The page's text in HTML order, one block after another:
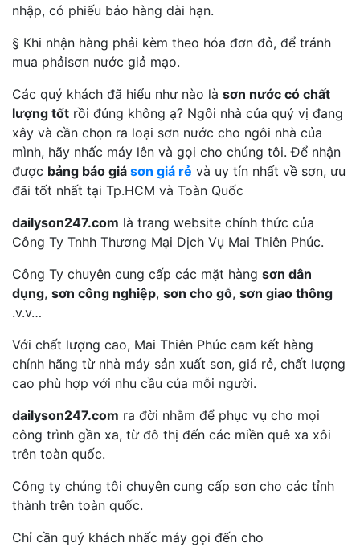
nhập, có phiếu bảo hàng dài hạn.
§ Khi nhận hàng phải kèm theo hóa đơn đỏ, để tránh
mua phảisơn nước giả mạo.
Các quý khách đã hiểu như nào là sơn nước có chất
lượng tốt rồi đúng không ạ? Ngôi nhà của quý vị đang
xây và cần chọn ra loại sơn nước cho ngôi nhà của
mình, hãy nhấc máy lên và gọi cho chúng tôi. Để nhận
được bảng báo giá sơn giá rẻ và uy tín nhất về sơn, ưu
đãi tốt nhất tại Tp.HCM và Toàn Quốc
dailyson247.com là trang website chính thức của
Công Ty Tnhh Thương Mại Dịch Vụ Mai Thiên Phúc.
Công Ty chuyên cung cấp các mặt hàng sơn dân
dụng, sơn công nghiệp, sơn cho gỗ, sơn giao thông
.v.v…
Với chất lượng cao, Mai Thiên Phúc cam kết hàng
chính hãng từ nhà máy sản xuất sơn, giá rẻ, chất lượng
cao phù hợp với nhu cầu của mỗi người.
dailyson247.com ra đời nhằm để phục vụ cho mọi
công trình gần xa, từ đô thị đến các miền quê xa xôi
trên toàn quốc.
Công ty chúng tôi chuyên cung cấp sơn cho các tỉnh
thành trên toàn quốc.
Chỉ cần quý khách nhấc máy gọi đến cho